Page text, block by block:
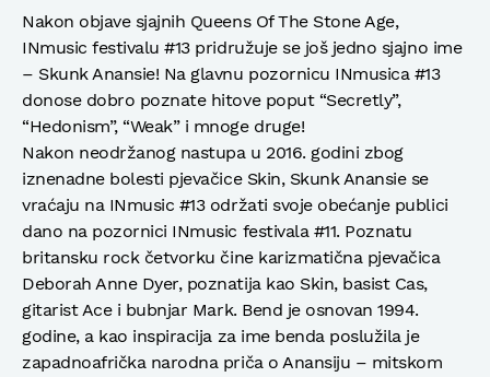
Nakon objave sjajnih Queens Of The Stone Age,
INmusic festivalu #13 pridružuje se još jedno sjajno ime
– Skunk Anansie! Na glavnu pozornicu INmusica #13
donose dobro poznate hitove poput “Secretly”,
“Hedonism”, “Weak” i mnoge druge!
Nakon neodržanog nastupa u 2016. godini zbog
iznenadne bolesti pjevačice Skin, Skunk Anansie se
vraćaju na INmusic #13 održati svoje obećanje publici
dano na pozornici INmusic festivala #11. Poznatu
britansku rock četvorku čine karizmatična pjevačica
Deborah Anne Dyer, poznatija kao Skin, basist Cas,
gitarist Ace i bubnjar Mark. Bend je osnovan 1994.
godine, a kao inspiracija za ime benda poslužila je
zapadnoafrička narodna priča o Anansiju – mitskom